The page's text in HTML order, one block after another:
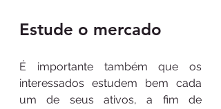
Estude o mercado
É importante também que os
interessados estudem bem cada
um de seus ativos, a fim de